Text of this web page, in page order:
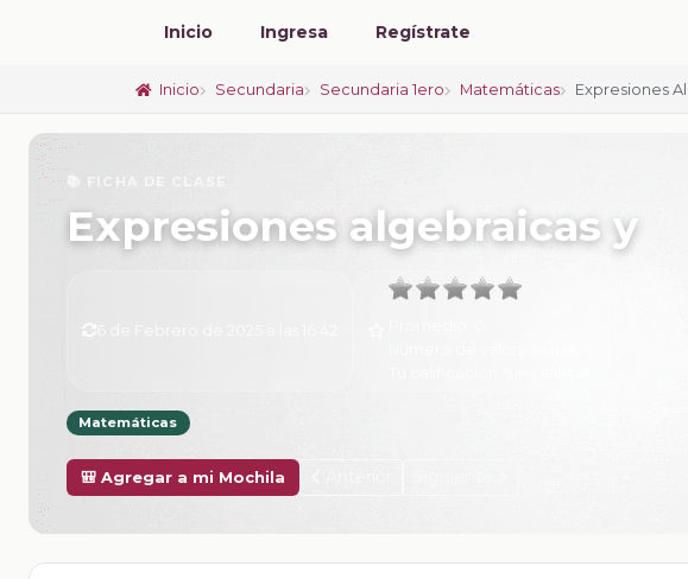
Inicio Ingresa Regístrate
Inicio Secundaria Secundaria 1ero Matemáticas Expresiones
📚 FICHA DE CLASE
Expresiones algebraicas y
Matemáticas
🎒 Agregar a mi Mochila